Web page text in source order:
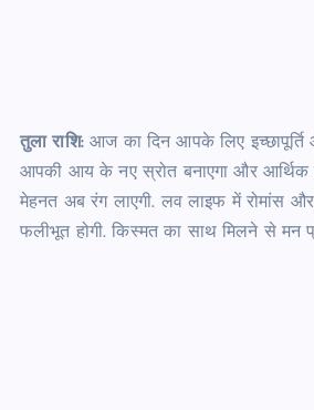
तुला राशि:आज का दिन आपके लिए इच्छापूर्ति
आपकी आय के नए स्रोत बनाएगा और आर्थिक
मेहनत अब रंग लाएगी. लव लाइफ में रोमांस और
फलीभूत होगी. किस्मत का साथ मिलने से मन